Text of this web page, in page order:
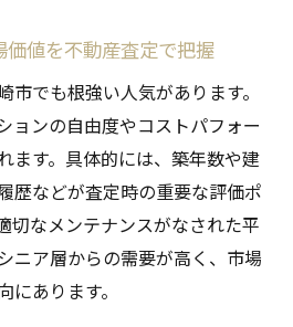
点から見る中古物件の選び
価値と査定ポイントを解説
と一軒家の査定比較のコツ
中古住宅選びと資産価値の注
の査定活用方法を知ろう
値を不動産査定で把握
市でも根強い人気があります。
ョンの自由度やコストパフォー
ます。具体的には、築年数や建
歴などが査定時の重要な評価ポ
切なメンテナンスがなされた平
ニア層からの需要が高く、市場
あります。